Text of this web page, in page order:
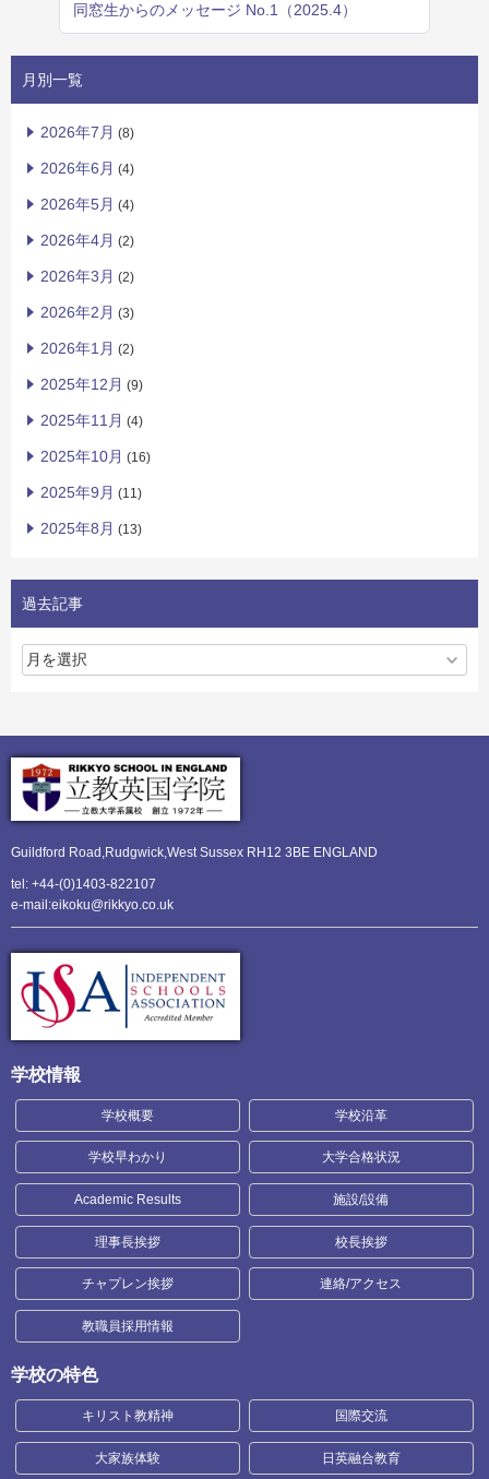
同窓生からのメッセージ No.1（2025.4）
月別一覧
2026年7月 (8)
2026年6月 (4)
2026年5月 (4)
2026年4月 (2)
2026年3月 (2)
2026年2月 (3)
2026年1月 (2)
2025年12月 (9)
2025年11月 (4)
2025年10月 (16)
2025年9月 (11)
2025年8月 (13)
過去記事
Guildford Road,Rudgwick,West Sussex RH12 3BE ENGLAND
tel: +44-(0)1403-822107
e-mail:eikoku@rikkyo.co.uk
学校情報
学校概要 学校沿革
学校早わかり 大学合格状況
Academic Results 施設/設備
理事長挨拶 校長挨拶
チャプレン挨拶 連絡/アクセス
教職員採用情報
学校の特色
キリスト教精神 国際交流
大家族体験 日英融合教育